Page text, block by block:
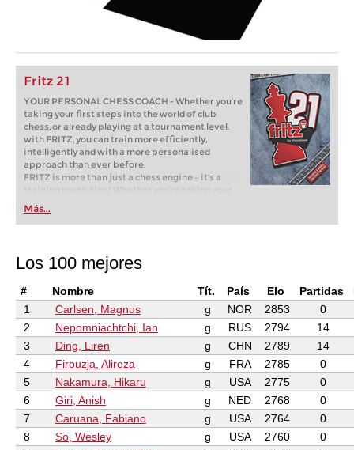
Fritz 21
YOUR PERSONAL CHESS COACH - Whether you’re
taking your first steps into the world of club
chess, or already playing at a tournament level:
with FRITZ, you can train more efficiently,
intelligently and with a more personalised
approach than ever before.
FRITZ is more than just a chess engine – it’s a
training revolution! Whether you’re taking your
first steps into the world of club chess, or already
playing at a tournament level: with FRITZ, you can
train more efficiently, intelligently and with a
Más...
Los 100 mejores
# Nombre Tít. País Elo Partidas
1
Carlsen, Magnus g NOR 2853
0
2
Nepomniachtchi, Ian g RUS 2794
14
3
Ding, Liren g CHN 2789
14
4
Firouzja, Alireza g FRA 2785
0
5
Nakamura, Hikaru g USA 2775
0
6
Giri, Anish g NED 2768
0
7
Caruana, Fabiano g USA 2764
0
8
So, Wesley g USA 2760
0